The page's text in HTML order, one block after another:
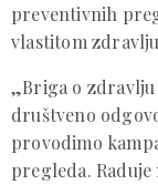
preventivnih
vlastitom
„Briga o zdravlju
društveno
provodimo
pregleda.